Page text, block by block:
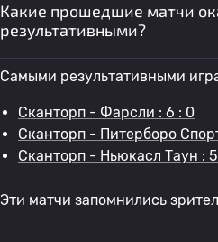
Какие прошедшие матчи
результативными?
Самыми результативными
Сканторп - Фарсли : 6 : 0
Сканторп - Питерборо
Сканторп - Ньюкасл Таун :
Эти матчи запомнились